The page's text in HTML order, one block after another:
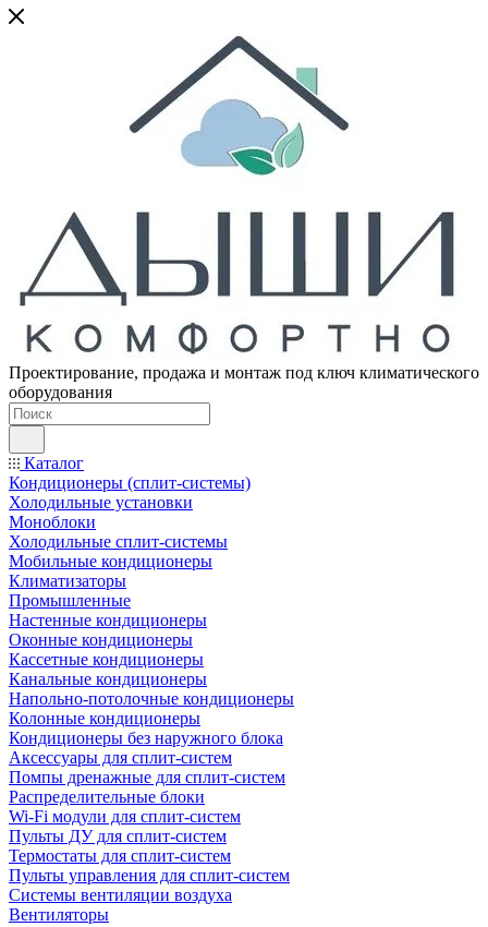
Проектирование, продажа и монтаж под ключ климатического
оборудования
Каталог
Кондиционеры (сплит-системы)
Холодильные установки
Моноблоки
Холодильные сплит-системы
Мобильные кондиционеры
Климатизаторы
Промышленные
Настенные кондиционеры
Оконные кондиционеры
Кассетные кондиционеры
Канальные кондиционеры
Напольно-потолочные кондиционеры
Колонные кондиционеры
Кондиционеры без наружного блока
Аксессуары для сплит-систем
Помпы дренажные для сплит-систем
Распределительные блоки
Wi-Fi модули для сплит-систем
Пульты ДУ для сплит-систем
Термостаты для сплит-систем
Пульты управления для сплит-систем
Системы вентиляции воздуха
Вентиляторы